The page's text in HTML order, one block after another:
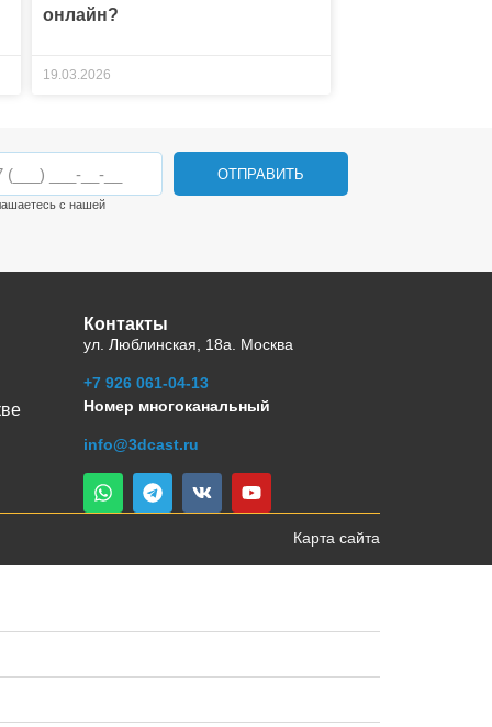
онлайн?
19.03.2026
ОТПРАВИТЬ
с нашей
Контакты
ул. Люблинская, 18а. Москва
+7 926 061-04-13
Номер многоканальный
info@3dcast.ru
Карта сайта